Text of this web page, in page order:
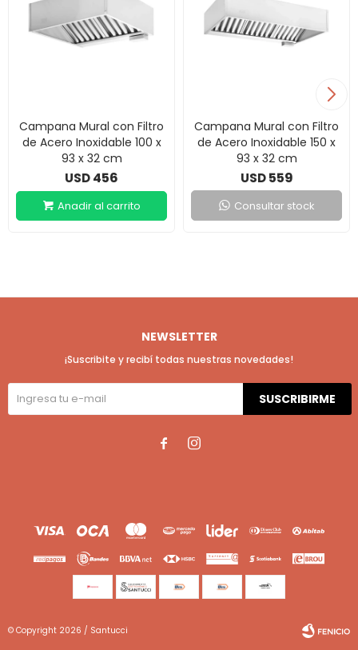
Campana Mural con Filtro
de Acero Inoxidable 100 x
93 x 32 cm
USD456
Campana Mural con Filtro
de Acero Inoxidable 150 x
93 x 32 cm
USD 559
Consultar stock
NEWSLETTER
¡Suscribite y recibí todas nuestras novedades!
SUSCRIBIRME
 
© Copyright 2026 / Santucci